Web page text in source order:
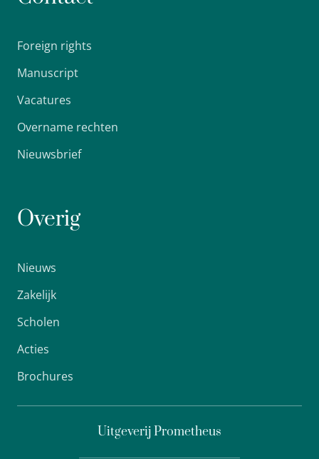
Foreign rights
Manuscript
Vacatures
Overname rechten
Nieuwsbrief
Overig
Nieuws
Zakelijk
Scholen
Acties
Brochures
Uitgeverij Prometheus